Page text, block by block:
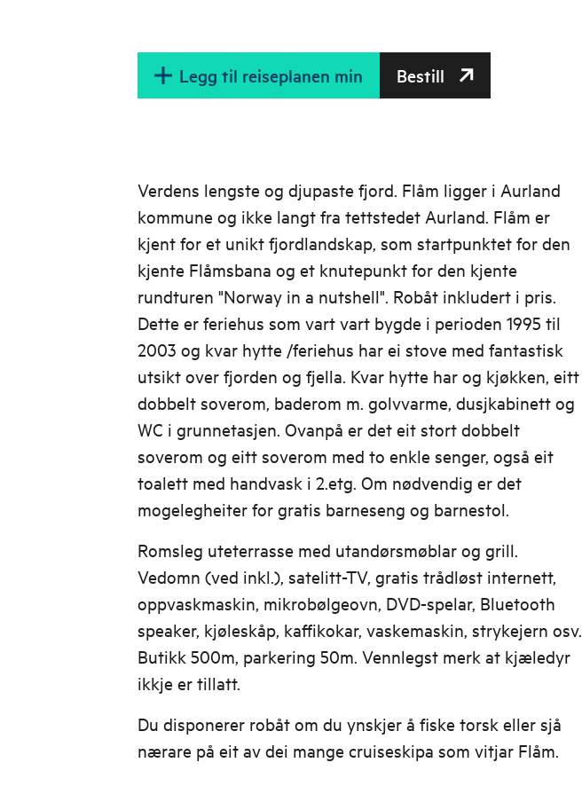
Legg til reiseplanen min Bestill
Verdens lengste og djupaste fjord. Flåm ligger i Aurland
kommune og ikke langt fra tettstedet Aurland. Flåm er
kjent for et unikt fjordlandskap, som startpunktet for den
kjente Flåmsbana og et knutepunkt for den kjente
rundturen "Norway in a nutshell". Robåt inkludert i pris.
Dette er feriehus som vart vart bygde i perioden 1995 til
2003 og kvar hytte /feriehus har ei stove med fantastisk
utsikt over fjorden og fjella. Kvar hytte har og kjøkken, eitt
dobbelt soverom, baderom m. golvvarme, dusjkabinett og
WC i grunnetasjen. Ovanpå er det eit stort dobbelt
soverom og eitt soverom med to enkle senger, også eit
toalett med handvask i 2.etg. Om nødvendig er det
mogelegheiter for gratis barneseng og barnestol.
Romsleg uteterrasse med utandørsmøblar og grill.
Vedomn (ved inkl.), satelitt-TV, gratis trådløst internett,
oppvaskmaskin, mikrobølgeovn, DVD-spelar, Bluetooth
speaker, kjøleskåp, kaffikokar, vaskemaskin, strykejern osv.
Butikk 500m, parkering 50m. Vennlegst merk at kjæledyr
ikkje er tillatt.
Du disponerer robåt om du ynskjer å fiske torsk eller sjå
nærare på eit av dei mange cruiseskipa som vitjar Flåm.